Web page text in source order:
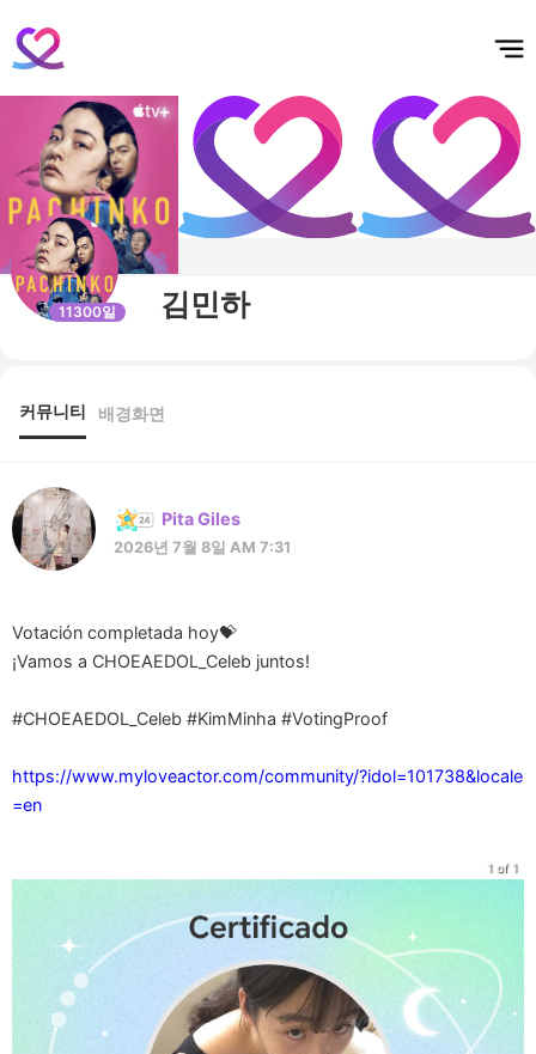
11300일 김민하
커뮤니티 배경화면
Pita Giles
2026년 7월 8일 AM 7:31
Votación completada hoy💝
¡Vamos a CHOEAEDOL_Celeb juntos!
#CHOEAEDOL_Celeb #KimMinha #VotingProof
https://www.myloveactor.com/community/?idol=101738&locale
=en
1 of 1